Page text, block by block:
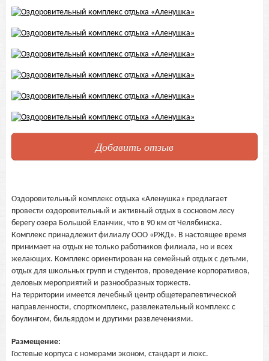
Добавить отзыв
Оздоровительный комплекс отдыха «Аленушка» предлагает
провести оздоровительный и активный отдых в сосновом лесу
берегу озера Большой Еланчик, что в 90 км от Челябинска.
Комплекс принадлежит филиалу ООО «РЖД». В настоящее время
принимает на отдых не только работников филиала, но и всех
желающих. Комплекс ориентирован на семейный отдых с детьми,
отдых для школьных групп и студентов, проведение корпоративов,
деловых мероприятий и разнообразных торжеств.
На территории имеется лечебный центр общетерапевтической
направленности, спорткомплекс, развлекательный комплекс с
боулингом, бильярдом и другими развлечениями.
Размещение:
Гостевые корпуса с номерами эконом, стандарт и люкс.